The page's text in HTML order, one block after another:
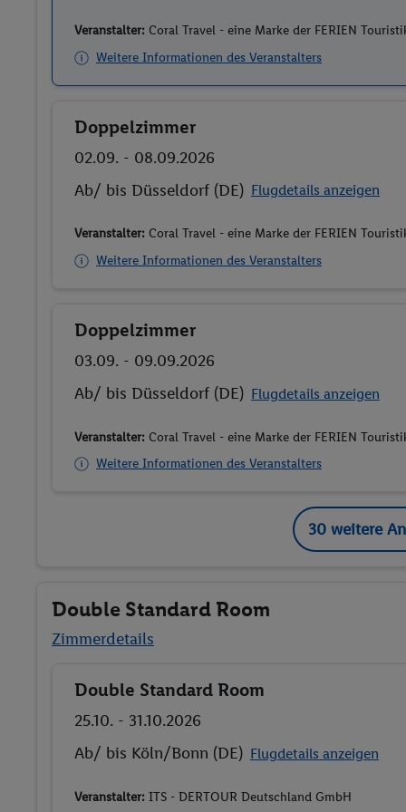
Veranstalter: Coral Travel - eine Marke der FERIEN
Weitere Informationen des Veranstalters
Buchen
Doppelzimmer
02.09. - 08.09.2026
Ab/ bis Düsseldorf (DE) Flugdetails anzeigen
Veranstalter: Coral Travel - eine Marke der FERIEN
Weitere Informationen des Veranstalters
Buchen
Doppelzimmer
03.09. - 09.09.2026
Ab/ bis Düsseldorf (DE) Flugdetails anzeigen
Veranstalter: Coral Travel - eine Marke der FERIEN
Weitere Informationen des Veranstalters
30 weitere
Double Standard Room
Zimmerdetails
Buchen
Double Standard Room
25.10. - 31.10.2026
Ab/ bis Köln/Bonn (DE) Flugdetails anzeigen
Veranstalter: ITS - DERTOUR Deutschland GmbH